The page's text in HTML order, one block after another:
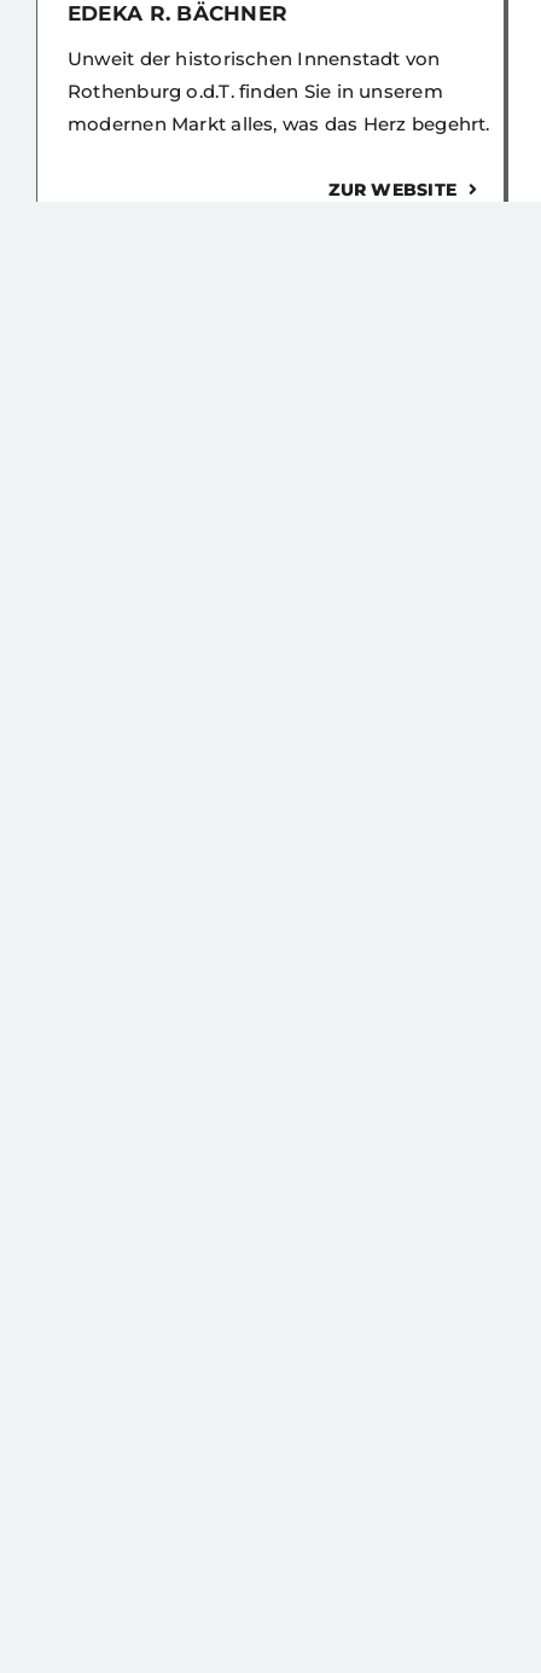
EDEKA R. BÄCHNER
Unweit der historischen Innenstadt von
Rothenburg o.d.T. finden Sie in unserem
modernen Markt alles, was das Herz begehrt.
ZUR WEBSITE